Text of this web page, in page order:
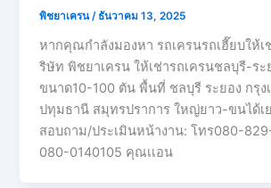
พิชยาเครน/ ธันวาคม 13, 2025
หากคุณกำลังมองหา รถเครนรถเฮี๊ยบให้เ
ริษัท พิชยาเครน ให้เช่ารถเครนชลบุรี-ระ
ขนาด10-100 ตัน พื้นที่ ชลบุรี ระยอง กรุ
ปทุมธานี สมุทรปราการ ใหญ่ยาว-ขนได้เ
สอบถาม/ประเมินหน้างาน: โทร080-
080-0140105 คุณเเอน